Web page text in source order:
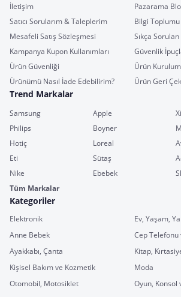
İletişim
Pazarama
Satıcı Sorularım & Taleplerim
Bilgi
Mesafeli Satış Sözleşmesi
Sıkça
Kampanya Kupon Kullanımları
Güvenlik
Ürün Güvenliği
Ürün
Ürünümü Nasıl İade Edebilirim?
Ürün Geri
Trend Markalar
Samsung Apple
Philips
Boyner
Hotiç
Loreal
Eti
Sütaş
Nike
Ebebek
Tüm Markalar
Kategoriler
Elektronik
Ev, Yaşam,
Anne Bebek
Cep
Ayakkabı, Çanta
Kitap,
Kişisel Bakım ve Kozmetik
Moda
Otomobil, Motosiklet
Oyun,